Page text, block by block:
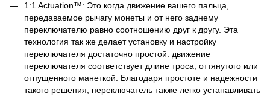
1:1 Actuation™: Это когда движение вашего пальца,
передаваемое рычагу монеты и от него заднему
переключателю равно соотношению друг к другу. Эта
технология так же делает установку и настройку
переключателя достаточно простой. движение
переключателя соответствует длине троса, оттянутого или
отпущенного манеткой. Благодаря простоте и надежности
такого решения, переключатель также легко устанавливать